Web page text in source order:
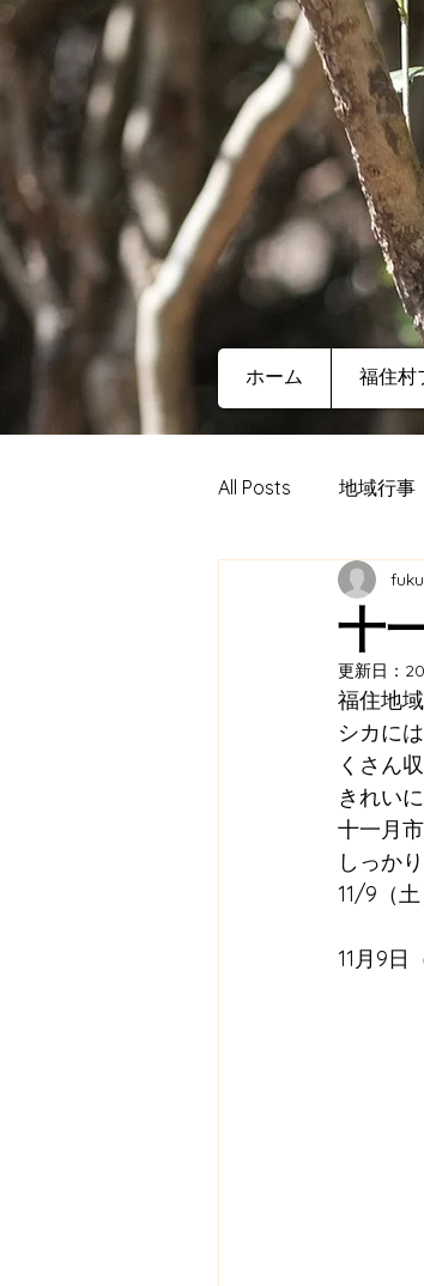
ホーム 福住村
All Posts 地域行事
教育連携 農
メディア掲載
福の住む里協議会
十
更新日：
福住地
シカに
くさん
きれい
十一月
しっか
11/9（
11月9日